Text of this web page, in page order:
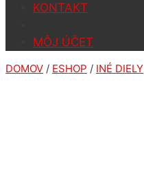
KONTAKT
MÔJ ÚČET
DOMOV / ESHOP / INÉ DIELY